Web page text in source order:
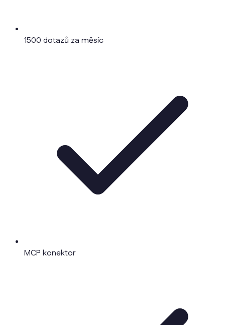
1500 dotazů za měsíc
MCP konektor